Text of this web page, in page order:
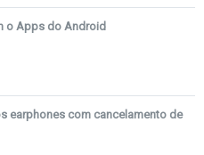
o Apps do Android
earphones com cancelamento de